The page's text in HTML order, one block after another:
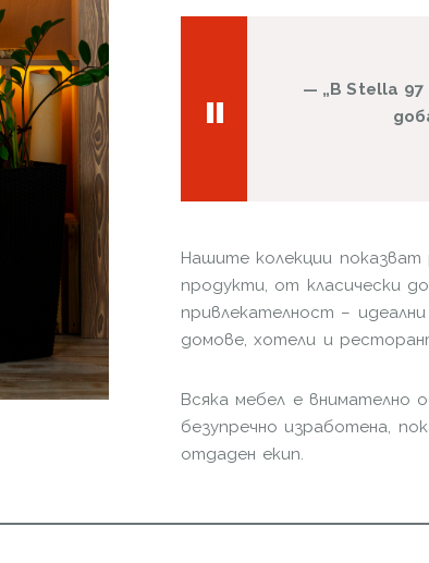
„В Stella
Нашите колекции
продукти, от класически
привлекателност –
домове, хотели и
Всяка мебел е внимателно
безупречно изработена,
отдаден екип.